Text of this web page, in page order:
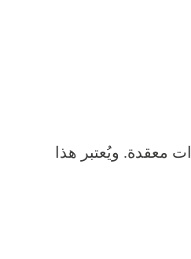
معقدة. ويُعتبر هذا